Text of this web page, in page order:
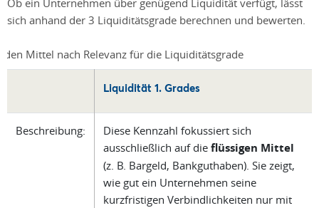
sich anhand der 3 Liquiditätsgrade berechnen und bewerten.
Liquidität 1. Grades
Beschreibung:
Diese Kennzahl fokussiert sich
ausschließlich auf die flüssigen Mittel
(z. B. Bargeld, Bankguthaben). Sie zeigt,
wie gut ein Unternehmen seine
kurzfristigen Verbindlichkeiten nur mit